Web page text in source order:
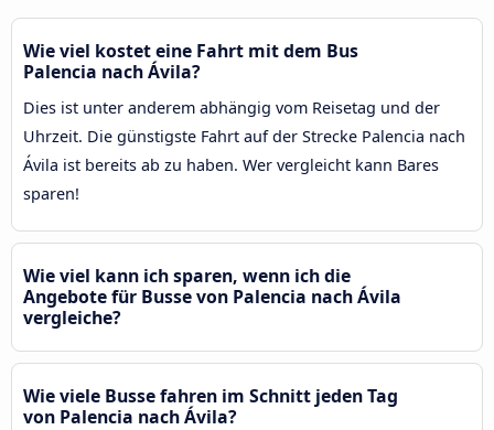
Wie viel kostet eine Fahrt mit dem Bus
Palencia nach Ávila‎?
Dies ist unter anderem abhängig vom Reisetag und der
Uhrzeit. Die günstigste Fahrt auf der Strecke Palencia nach
Ávila‎ ist bereits ab zu haben. Wer vergleicht kann Bares
sparen!
Wie viel kann ich sparen, wenn ich die
Angebote für Busse von Palencia nach Ávila‎
vergleiche?
Wie viele Busse fahren im Schnitt jeden Tag
von Palencia nach Ávila‎?